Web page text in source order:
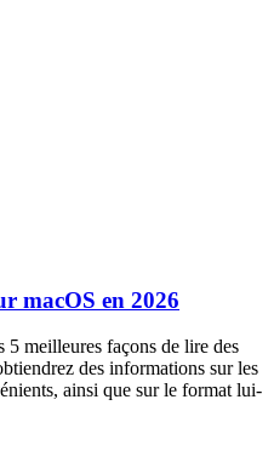
macOS en 2026
5 meilleures façons de lire des
des informations sur les
ainsi que sur le format lui-